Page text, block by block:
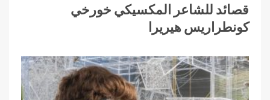
قصائد للشاعر المكسيكي خورخي
كونطراريس هيريرا